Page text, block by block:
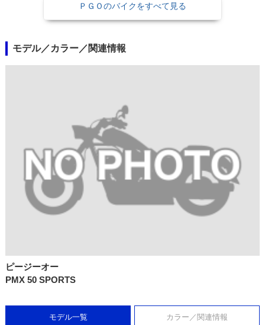
ＰＧＯのバイクをすべて見る
モデル／カラー／関連情報
ピージーオー
PMX 50 SPORTS
モデル一覧 カラー／関連情報